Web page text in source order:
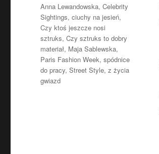
Tagi
Anna Lewandowska,Celebrity
Sightings,ciuchy na jesień,
Czy ktoś jeszcze nosi
sztruks,Czy sztruks to dobry
materiał, Maja Sablewska,
Paris Fashion Week,spódnice
do pracy,Street Style,z życia
gwiazd